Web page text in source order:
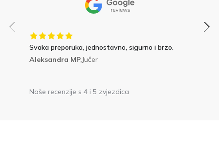
Svaka preporuka, jednostavno, sigurno i brzo.
Aleksandra MP,Jučer
Naše recenzije s 4 i 5 zvjezdica